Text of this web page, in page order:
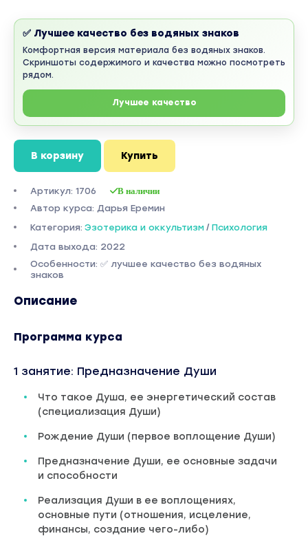
✅ Лучшее качество без водяных знаков
Комфортная версия материала без водяных знаков.
Скриншоты содержимого и качества можно посмотреть
рядом.
Лучшее качество
В корзину Купить
Артикул: 1706 В наличии
Автор курса: Дарья Еремин
Категория: Эзотерика и оккультизм / Психология
Дата выхода: 2022
Особенности: ✅ лучшее качество без водяных
знаков
Описание
Программа курса
1 занятие: Предназначение Души
Что такое Душа, ее энергетический состав
(специализация Души)
Рождение Души (первое воплощение Души)
Предназначение Души, ее основные задачи
и способности
Реализация Души в ее воплощениях,
основные пути (отношения, исцеление,
финансы, создание чего-либо)